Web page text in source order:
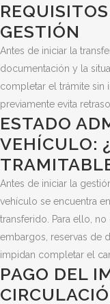
GESTIÓN
Antes de iniciar la
documentación y la
completar el trámite sin
previamente evita
ESTADO
VEHÍCULO:
Antes de iniciar la
vehículo se encuentra
transferido. Para ello,
embargos, reservas de
impidan completar el
PAGO DEL